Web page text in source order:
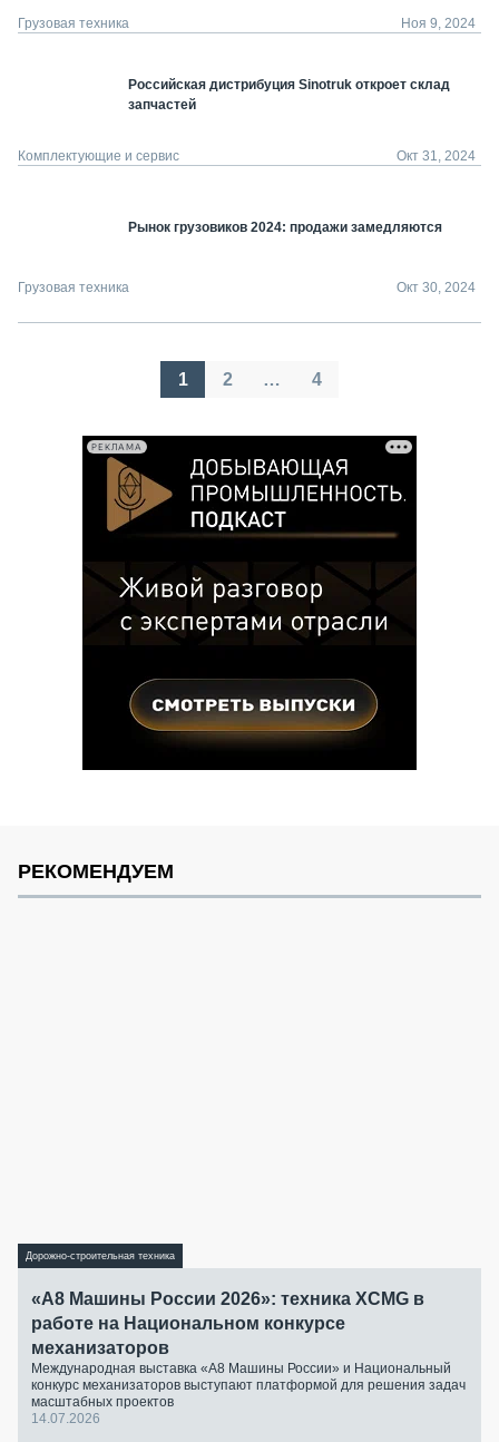
Грузовая техника Ноя 9, 2024
Российская дистрибуция Sinotruk откроет склад
запчастей
Комплектующие и сервис Окт 31, 2024
Рынок грузовиков 2024: продажи замедляются
Грузовая техника Окт 30, 2024
Пагинация
1 2 … 4
РЕКЛАМА
РЕКОМЕНДУЕМ
Дорожно-строительная техника
«А8 Машины России 2026»: техника XCMG в
работе на Национальном конкурсе
механизаторов
Международная выставка «А8 Машины России» и Национальный
конкурс механизаторов выступают платформой для решения задач
масштабных проектов
14.07.2026